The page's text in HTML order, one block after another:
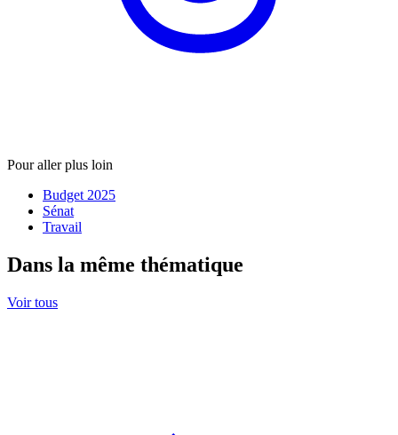
Pour aller plus loin
Budget 2025
Sénat
Travail
Dans la même thématique
Voir tous